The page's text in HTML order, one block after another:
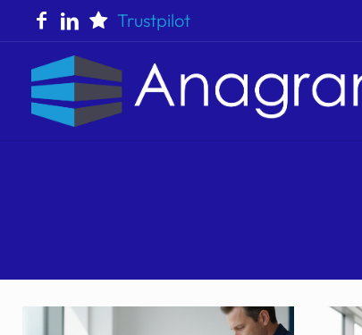
Trustpilot